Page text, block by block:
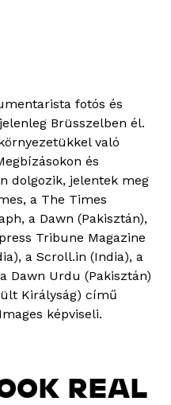
fotós és
Brüsszelben él.
való
és
dolgozik, jelentek meg
a The Times
a Dawn (Pakisztán),
Tribune Magazine
a Scroll.in (India), a
Dawn Urdu (Pakisztán)
Királyság) című
képviseli.
REAL